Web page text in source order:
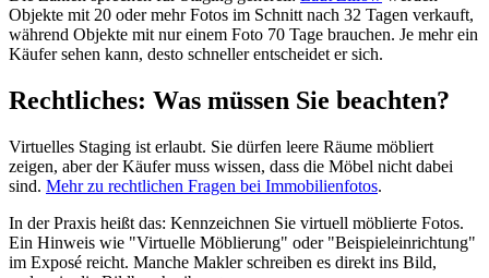
Objekte mit 20 oder mehr Fotos im Schnitt nach 32 Tagen verkauft,
während Objekte mit nur einem Foto 70 Tage brauchen. Je mehr ein
Käufer sehen kann, desto schneller entscheidet er sich.
Rechtliches: Was müssen Sie beachten?
Virtuelles Staging ist erlaubt. Sie dürfen leere Räume möbliert
zeigen, aber der Käufer muss wissen, dass die Möbel nicht dabei
sind. Mehr zu rechtlichen Fragen bei Immobilienfotos.
In der Praxis heißt das: Kennzeichnen Sie virtuell möblierte Fotos.
Ein Hinweis wie "Virtuelle Möblierung" oder "Beispieleinrichtung"
im Exposé reicht. Manche Makler schreiben es direkt ins Bild,